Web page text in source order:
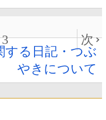
3
次
する日記・つぶ
やきについて